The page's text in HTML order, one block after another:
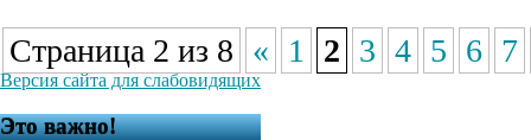
Страница 2 из 8 « 1 2 3 4 5 6 7
Версия сайта для слабовидящих
Это важно!